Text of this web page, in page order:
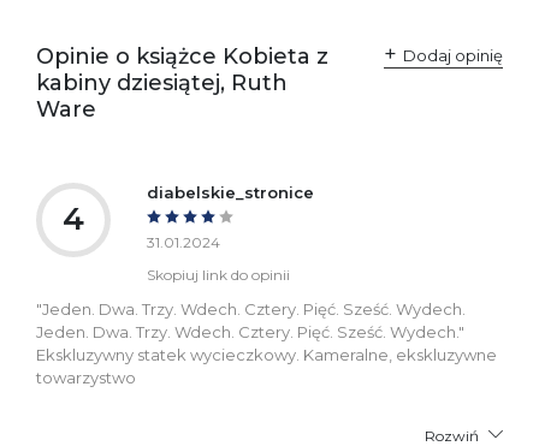
+48 61 623 38 38
Ostrzeżenia oraz
informacje dotyczące
Załącznik PDF
Opinie o książce Kobieta z
kabiny dziesiątej, Ruth
Ware
Dodaj opinię
4
diabelskie_stronice
31.01.2024
Skopiuj link do opinii
"Jeden. Dwa. Trzy. Wdech. Cztery. Pięć. Sześć. Wydech.
Jeden. Dwa. Trzy. Wdech. Cztery. Pięć. Sześć. Wydech."
Ekskluzywny statek wycieczkowy. Kameralne, ekskluzywne
towarzystwo
Rozwiń